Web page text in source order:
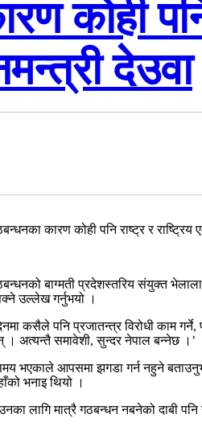
कोही
देउवा
कारण कोही पनि राष्ट्र र
बाग्मती प्रदेशस्तरिय संयुक्त
उल्लेख गर्नुभयो ।
कसैले पनि प्रजातन्त्र विरोधी काम
। अत्यन्तै समावेशी, सुन्दर नेपाल बन्नेछ ।’
भएकाले आपसमा झगडा गर्न नहुने
भनाइ थियो ।
लागि मात्रै गठबन्धन नबनेको दाबी